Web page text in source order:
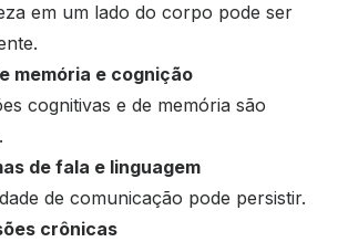
em um lado do corpo pode ser
memória e cognição
cognitivas e de memória são
de fala e linguagem
de comunicação pode persistir.
crônicas